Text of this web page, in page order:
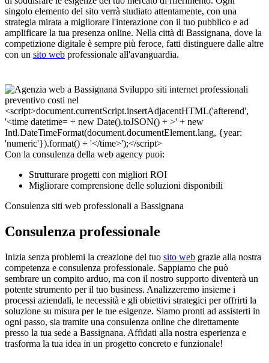
singolo elemento del sito verrà studiato attentamente, con una
strategia mirata a migliorare l'interazione con il tuo pubblico e ad
amplificare la tua presenza online. Nella città di Bassignana, dove la
competizione digitale è sempre più feroce, fatti distinguere dalle altre
con un sito web professionale all'avanguardia.
Con la consulenza della web agency puoi:
Strutturare progetti con migliori ROI
Migliorare comprensione delle soluzioni disponibili
Consulenza siti web professionali a Bassignana
Consulenza professionale
Inizia senza problemi la creazione del tuo sito web grazie alla nostra
competenza e consulenza professionale. Sappiamo che può
sembrare un compito arduo, ma con il nostro supporto diventerà un
potente strumento per il tuo business. Analizzeremo insieme i
processi aziendali, le necessità e gli obiettivi strategici per offrirti la
soluzione su misura per le tue esigenze. Siamo pronti ad assisterti in
ogni passo, sia tramite una consulenza online che direttamente
presso la tua sede a Bassignana. Affidati alla nostra esperienza e
trasforma la tua idea in un progetto concreto e funzionale!